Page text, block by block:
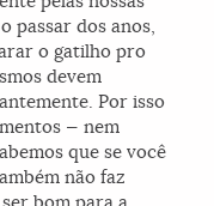
passar dos anos,
o gatilho pro
devem
Por isso
— nem
que se você
não faz